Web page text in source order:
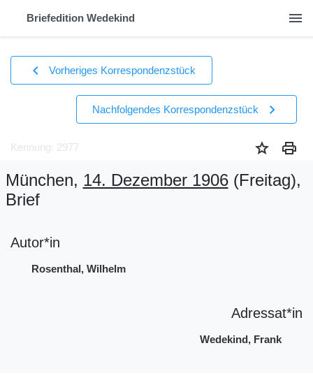
Briefedition Wedekind menu
chevron_left Vorheriges Korrespondenzstück
Nachfolgendes Korrespondenzstück chevron_right
Kennung: 2977 star print
München, 14. Dezember 1906(Freitag),
Brief
Autor*in
Rosenthal, Wilhelm
Adressat*in
Wedekind, Frank